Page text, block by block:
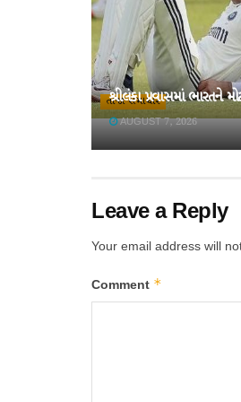
તાજા સમાચાર
શ્રીલંકા પ્રવાસમાં ભારતને
AUGUST 7, 2026
Leave a Reply
Your email address will
Comment *